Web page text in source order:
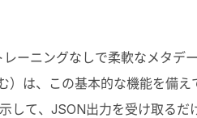
ーニングなしで柔軟なメタデ
）は、この基本的な機能を備
して、 JSON出力を受け取るだ